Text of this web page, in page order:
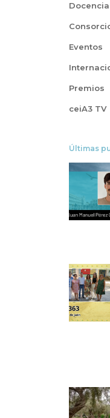
Docencia
Eventos
Premios
ceiA3 TV
Últimas